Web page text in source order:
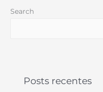
Search
Posts recentes